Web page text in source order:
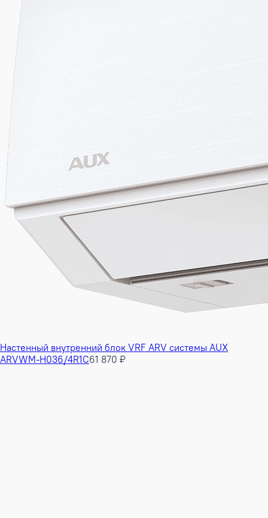
Настенный внутренний блок VRF ARV системы AUX
ARVWM-H036/4R1C61 870 ₽